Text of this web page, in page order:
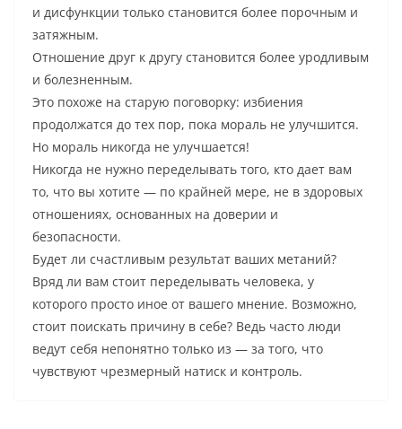
и дисфункции только становится более порочным и
затяжным.
Отношение друг к другу становится более уродливым
и болезненным.
Это похоже на старую поговорку: избиения
продолжатся до тех пор, пока мораль не улучшится.
Но мораль никогда не улучшается!
Никогда не нужно переделывать того, кто дает вам
то, что вы хотите — по крайней мере, не в здоровых
отношениях, основанных на доверии и
безопасности.
Будет ли счастливым результат ваших метаний?
Вряд ли вам стоит переделывать человека, у
которого просто иное от вашего мнение. Возможно,
стоит поискать причину в себе? Ведь часто люди
ведут себя непонятно только из — за того, что
чувствуют чрезмерный натиск и контроль.